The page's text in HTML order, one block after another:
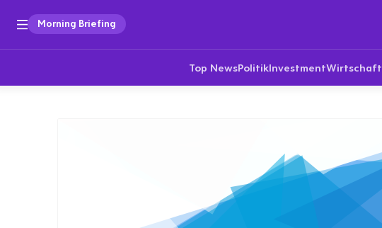
Morning Briefing
Top NewsPolitikInvestmentWirtschaft